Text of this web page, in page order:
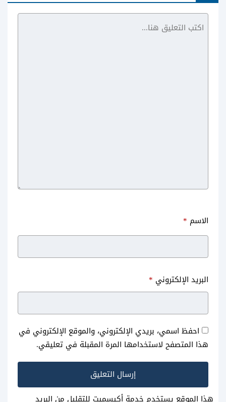
الاسم *
البريد الإلكتروني *
احفظ اسمي، بريدي الإلكتروني، والموقع الإلكتروني في
هذا المتصفح لاستخدامها المرة المقبلة في تعليقي.
هذا الموقع يستخدم خدمة أكيسميت للتقليل من البريد